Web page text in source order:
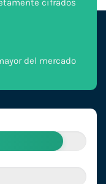
cifrados
del mercado